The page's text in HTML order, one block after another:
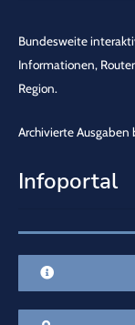
Bundesweite
Informationen,
Region.
Archivierte Ausgaben
Infoportal